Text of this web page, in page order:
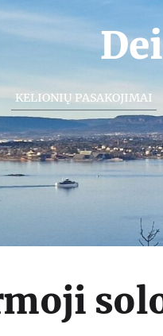
KELIONIŲ PASAKOJIMAI